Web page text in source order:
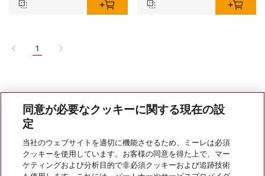
1
会社案内
同意が必要なクッキーに関する現在の設
定
当社のウェブサイトを適切に機能させるため、ミーレは必須
クッキーを使用しています。お客様の同意を得た上で、マー
ケティングおよび分析目的で非必須クッキーおよび追跡技術